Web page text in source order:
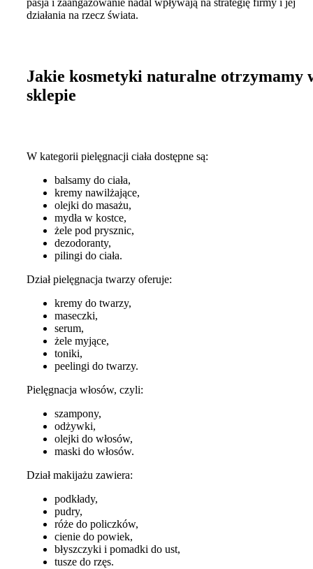
pasja i zaangażowanie nadal wpływają na strategię firmy i jej
działania na rzecz świata.
Jakie kosmetyki naturalne otrzymamy
sklepie
W kategorii pielęgnacji ciała dostępne są:
balsamy do ciała,
kremy nawilżające,
olejki do masażu,
mydła w kostce,
żele pod prysznic,
dezodoranty,
pilingi do ciała.
Dział pielęgnacja twarzy oferuje:
kremy do twarzy,
maseczki,
serum,
żele myjące,
toniki,
peelingi do twarzy.
Pielęgnacja włosów, czyli:
szampony,
odżywki,
olejki do włosów,
maski do włosów.
Dział makijażu zawiera:
podkłady,
pudry,
róże do policzków,
cienie do powiek,
błyszczyki i pomadki do ust,
tusze do rzęs.